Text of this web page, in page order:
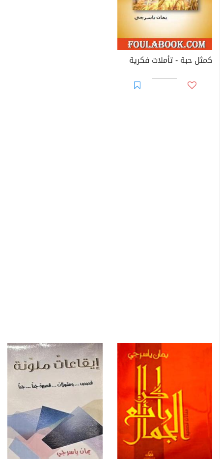
الثقافة بحلب).
- مسرحية أصدقائي الخمسة ( وقد عرضت على مسرح نقابة
الفنانين بحلب).
حصلتيمان عبد الحميد ياسرجي
متنوعة في: التنمية البشرية، مهارات التفاوض، دورة إعادة
كمثل حبة - تأملات فكرية